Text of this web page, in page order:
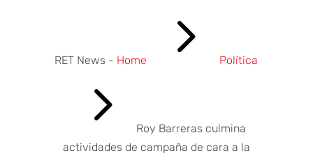
RET News - Home 5 Política
5
Roy Barreras culmina
actividades de campaña de cara a la